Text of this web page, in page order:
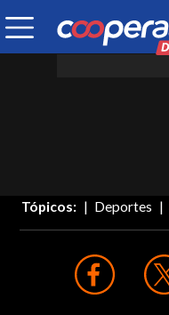
Tópicos: Deportes